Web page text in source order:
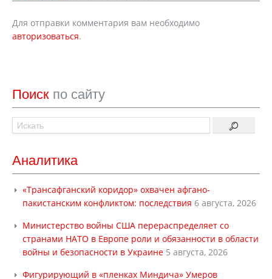
Для отправки комментария вам необходимо
авторизоваться.
Поиск по сайту
Аналитика
«Трансафганский коридор» охвачен афгано-
пакистанским конфликтом: последствия 6 августа, 2026
Министерство войны США перераспределяет со
странами НАТО в Европе роли и обязанности в области
войны и безопасности в Украине 5 августа, 2026
Фигурирующий в «пленках Миндича» Умеров